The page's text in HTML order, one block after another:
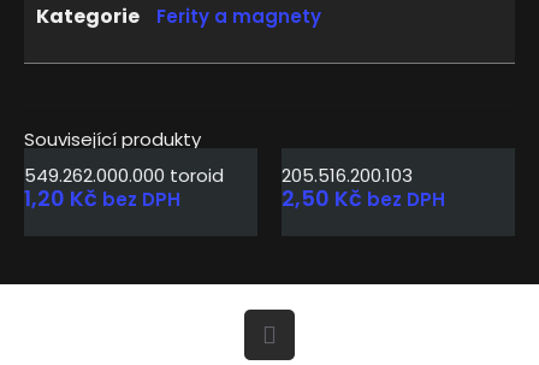
Související produkty
549.262.000.000 toroid
1,20 Kč bez DPH
205.516.200.103
2,50 Kč bez DPH
Kategorie Ferity a magnety